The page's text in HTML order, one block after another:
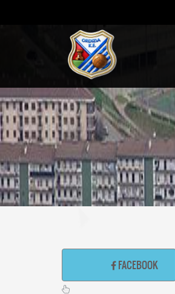
FACEBOOK